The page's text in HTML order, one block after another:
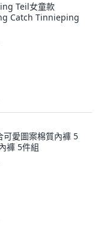
Teil女童款
Catch Tinnieping
愛圖案棉質內褲 5
褲 5件組